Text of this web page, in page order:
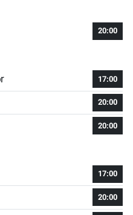
20:00
17:00
20:00
20:00
17:00
20:00